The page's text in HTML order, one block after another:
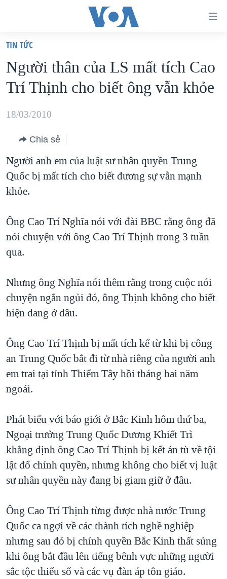
truy
cập
Tới
dung
chính
điều
hướng
chính
tới
"Tìm"
VIỆT NAM
HOA KỲ
BIỂN ĐÔNG
BLOG
DIỄN ĐÀN
MỤC
VẠCH TRẦN TIN GIẢ
NGƯỜI VIỆT HẢI NGOẠI
ĐỜI SỐNG
KHOA HỌC
SỨC KHOẺ
THỂ THAO
GIÁO DỤC
CHIẾN TRANH THƯƠNG MẠI CỦA MỸ: QUÁ KHỨ VÀ HIỆN
TẠI
GIẢI MÃ VÀNH ĐAI & CON ĐƯỜNG
NGÀY TỊ NẠN THẾ GIỚI
TRỊNH VĨNH BÌNH - NGƯỜI HẠ 'BÊN THẮNG CUỘC'
GROUND ZERO – XƯA VÀ NAY
CHI PHÍ CHIẾN TRANH AFGHANISTAN
CÁC GIÁ TRỊ CỘNG HÒA Ở VIỆT NAM
THƯỢNG ĐỈNH TRUMP-KIM TẠI VIỆT NAM
NGƯ DÂN VIỆT VÀ LÀN SÓNG TRỘM HẢI SÂM
BÊN KIA QUỐC LỘ: TIẾNG VỌNG TỪ NÔNG THÔN MỸ
QUAN HỆ VIỆT MỸ
HỌC TIẾNG ANH
VIDEO
NGHE
MẠNG XÃ HỘI
TIN TỨC
Người thân của LS mất tích Cao
Trí Thịnh cho biết ông vẫn khỏe
18/03/2010
Chia sẻ
Người anh em của luật sư nhân quyền Trung
Quốc bị mất tích cho biết đương sự vẫn mạnh
khỏe.
Ông Cao Trí Nghĩa nói với đài BBC rằng ông đã
nói chuyện với ông Cao Trí Thịnh trong 3 tuần
qua.
Nhưng ông Nghĩa nói thêm rằng trong cuộc nói
chuyện ngắn ngủi đó, ông Thịnh không cho biết
hiện đang ở đâu.
Ông Cao Trí Thịnh bị mất tích kể từ khi bị công
an Trung Quốc bắt đi từ nhà riêng của người anh
em trai tại tỉnh Thiểm Tây hồi tháng hai năm
ngoái.
Phát biểu với báo giới ở Bắc Kinh hôm thứ ba,
Ngoại trưởng Trung Quốc Dương Khiết Trì
khẳng định ông Cao Trí Thịnh bị kết án tù về tội
lật đổ chính quyền, nhưng không cho biết vị luật
sư nhân quyền này đang bị giam giữ ở đâu.
Ông Cao Trí Thịnh từng được nhà nước Trung
Quốc ca ngợi về các thành tích nghề nghiệp
nhưng sau đó bị chính quyền Bắc Kinh thất sủng
khi ông bắt đầu lên tiếng bênh vực những người
sắc tộc thiểu số và các vụ đàn áp tôn giáo.